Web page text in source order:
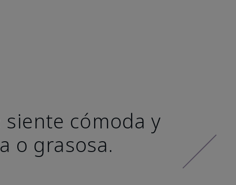
cómoda y
o grasosa.